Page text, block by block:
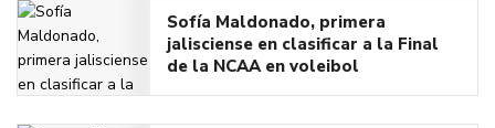
Sofía Maldonado, primera
jalisciense en clasificar a la Final
de la NCAA en voleibol